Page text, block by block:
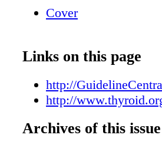
Cover
Links on this page
http://
http://
Archives of this issue